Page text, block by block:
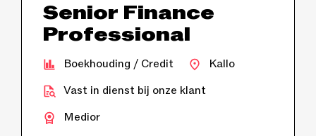
Senior Finance
Professional
Boekhouding / Credit
Kallo
Vast in dienst bij onze klant
Medior